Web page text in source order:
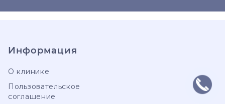
Информация
О клинике
Пользовательское
соглашение